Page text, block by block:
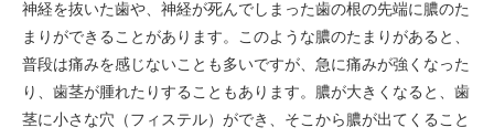
神経を抜いた歯や、神経が死んでしまった歯の根の先端に膿のた
まりができることがあります。このような膿のたまりがあると、
普段は痛みを感じないことも多いですが、急に痛みが強くなった
り、歯茎が腫れたりすることもあります。膿が大きくなると、歯
茎に小さな穴（フィステル）ができ、そこから膿が出てくること